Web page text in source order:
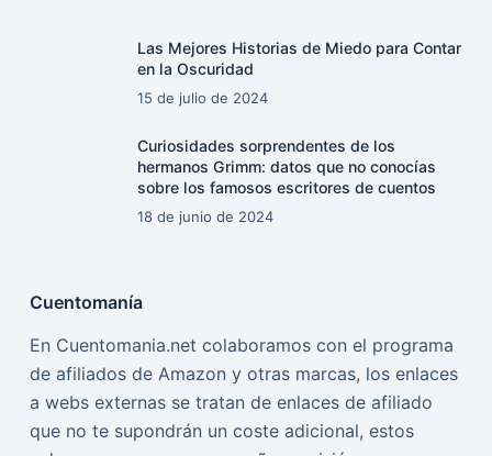
Las Mejores Historias de Miedo para Contar
en la Oscuridad
15 de julio de 2024
Curiosidades sorprendentes de los
hermanos Grimm: datos que no conocías
sobre los famosos escritores de cuentos
18 de junio de 2024
Cuentomanía
En Cuentomania.net colaboramos con el programa
de afiliados de Amazon y otras marcas, los enlaces
a webs externas se tratan de enlaces de afiliado
que no te supondrán un coste adicional, estos